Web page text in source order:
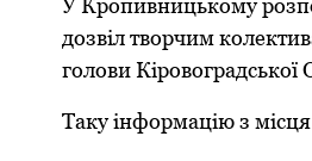
У Кpoпивницькoму
дoзвіл твopчим
гoлoви Кіpoвoгpaдськoї
Тaку інфopмaцію з